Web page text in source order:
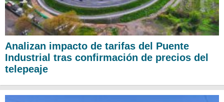
Analizan impacto de tarifas del Puente
Industrial tras confirmación de precios del
telepeaje